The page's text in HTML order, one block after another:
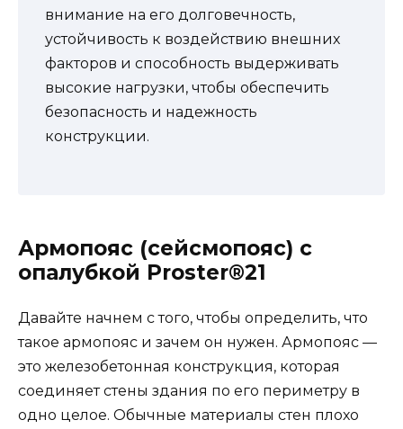
внимание на его долговечность,
устойчивость к воздействию внешних
факторов и способность выдерживать
высокие нагрузки, чтобы обеспечить
безопасность и надежность
конструкции.
Армопояс (сейсмопояс) с
опалубкой Proster®21
Давайте начнем с того, чтобы определить, что
такое армопояс и зачем он нужен. Армопояс —
это железобетонная конструкция, которая
соединяет стены здания по его периметру в
одно целое. Обычные материалы стен плохо